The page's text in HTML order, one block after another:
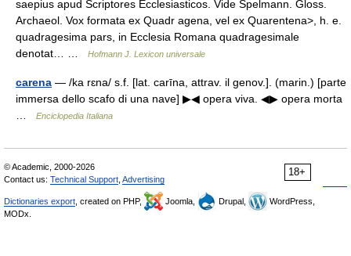
saepius apud Scriptores Ecclesiasticos. Vide Spelmann. Gloss.
Archaeol. Vox formata ex Quadr agena, vel ex Quarentena>, h. e.
quadragesima pars, in Ecclesia Romana quadragesimale
denotat… …
Hofmann J. Lexicon universale
carena — /ka rɛna/ s.f. [lat. carīna, attrav. il genov.]. (marin.) [parte
immersa dello scafo di una nave] ▶◀ opera viva. ◀▶ opera morta
Enciclopedia Italiana
18+
© Academic, 2000-2026
Contact us: Technical Support Advertising
Dictionaries export , created on PHP, Joomla, Drupal,
WordPress,
MODx.